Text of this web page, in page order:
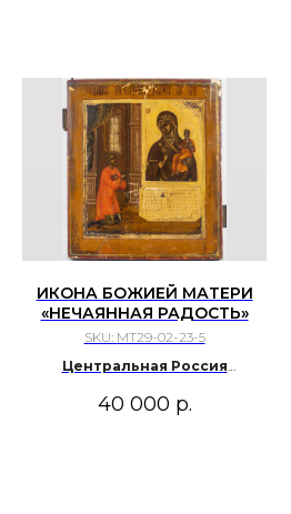
ИКОНА БОЖИЕЙ МАТЕРИ
«НЕЧАЯННАЯ РАДОСТЬ»
SKU: MT29-02-23-5
Центральная Россия
40 000 р.